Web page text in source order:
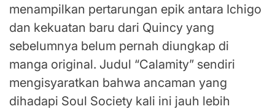
menampilkan pertarungan epik antara Ichigo
dan kekuatan baru dari Quincy yang
sebelumnya belum pernah diungkap di
manga original. Judul “Calamity” sendiri
mengisyaratkan bahwa ancaman yang
dihadapi Soul Society kali ini jauh lebih